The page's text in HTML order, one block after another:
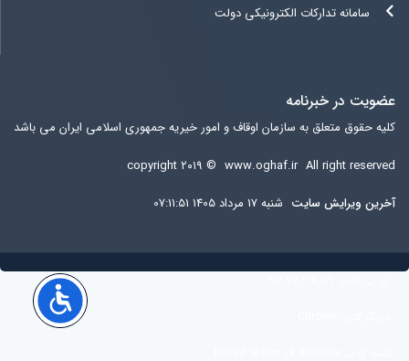
سامانه تدارکات الکترونیکی دولت
عضویت در خبرنامه
کلیه حقوق متعلق به سازمان اوقاف و امور خیریه جمهوری اسلامی ایران می باشد
copyright ۲۰۱۹ © www.oghaf.ir All right reserved
آخرين ويرايش سایت شنبه 17 مرداد 1405 07:11:51